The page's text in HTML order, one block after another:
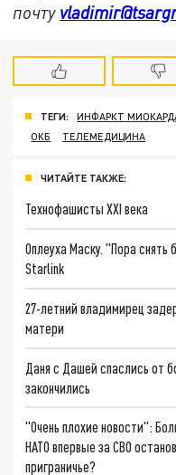
почту
ТЕГИ: ИНФАРКТ
ОКБ
ТЕЛЕМЕДИЦИНА
ЧИТАЙТЕ ТАКЖЕ:
Технофашисты XXI века
Оплеуха Маску. "Пора снять
Starlink
27-летний владимирец
матери
Даня с Дашей спаслись от
закончились
"Очень плохие новости":
НАТО впервые за СВО
приграничье?